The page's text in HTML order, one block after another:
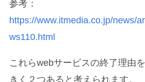
参考：
https://www.itmedia.co.jp/news/
ws110.html
これらwebサービスの終了理由
きく２つあると考えられます。